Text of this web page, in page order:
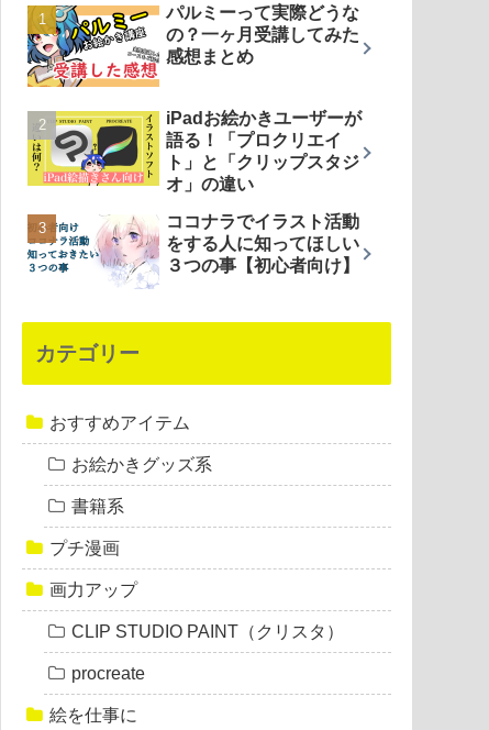
パルミーって実際どうな
の？一ヶ月受講してみた
感想まとめ
iPadお絵かきユーザーが
語る！「プロクリエイ
ト」と「クリップスタジ
オ」の違い
ココナラでイラスト活動
をする人に知ってほしい
３つの事【初心者向け】
カテゴリー
おすすめアイテム
お絵かきグッズ系
書籍系
プチ漫画
画力アップ
CLIP STUDIO PAINT（クリスタ）
procreate
絵を仕事に